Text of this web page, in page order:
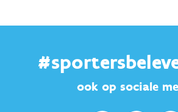
ook op sociale